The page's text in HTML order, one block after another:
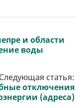
и области
воды
Следующая статья:
отключения
(адреса)